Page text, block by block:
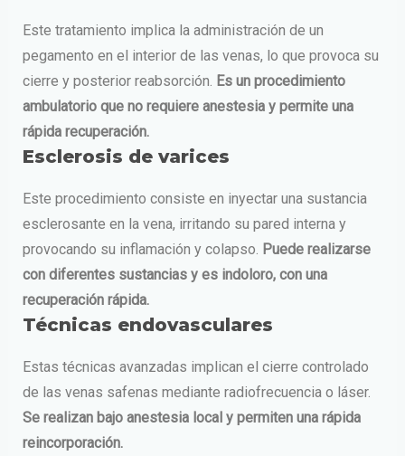
Este tratamiento implica la administración de un
pegamento en el interior de las venas, lo que provoca su
cierre y posterior reabsorción. Es un procedimiento
ambulatorio que no requiere anestesia y permite una
rápida recuperación.
Esclerosis de varices
Este procedimiento consiste en inyectar una sustancia
esclerosante en la vena, irritando su pared interna y
provocando su inflamación y colapso. Puede realizarse
con diferentes sustancias y es indoloro, con una
recuperación rápida.
Técnicas endovasculares
Estas técnicas avanzadas implican el cierre controlado
de las venas safenas mediante radiofrecuencia o láser.
Se realizan bajo anestesia local y permiten una rápida
reincorporación.